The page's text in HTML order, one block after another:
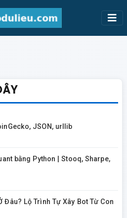
JSON, urllib
bằng Python | Stooq, Sharpe,
Đâu? Lộ Trình Tự Xây Bot Từ Con